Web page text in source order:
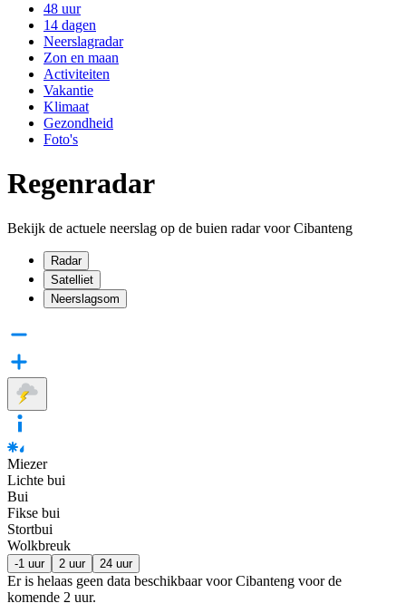
48 uur
14 dagen
Neerslagradar
Zon en maan
Activiteiten
Vakantie
Klimaat
Gezondheid
Foto's
Regenradar
Bekijk de actuele neerslag op de buien radar voor Cibanteng
Radar
Satelliet
Neerslagsom
Miezer
Lichte bui
Bui
Fikse bui
Stortbui
Wolkbreuk
-1 uur 2 uur 24 uur
Er is helaas geen data beschikbaar voor Cibanteng voor de
komende 2 uur.